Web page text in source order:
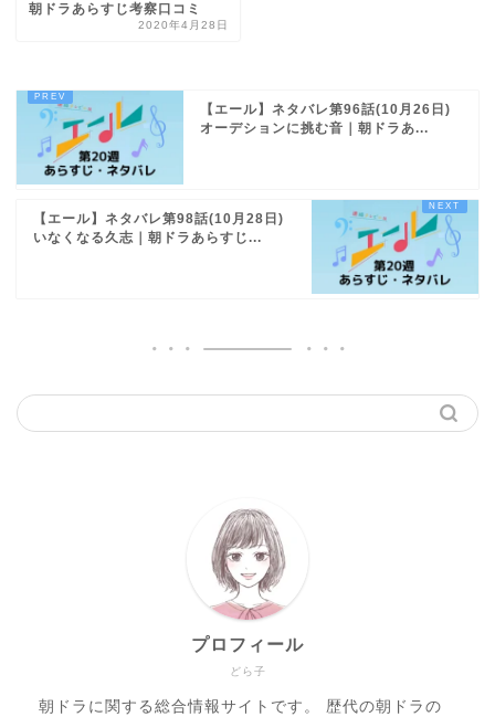
朝ドラあらすじ考察口コミ
2020年4月28日
【エール】ネタバレ第96話(10月26日)
オーデションに挑む音｜朝ドラあ...
【エール】ネタバレ第98話(10月28日)
いなくなる久志｜朝ドラあらすじ...
どら子
プロフィール
朝ドラに関する総合情報サイトです。 歴代の朝ドラの